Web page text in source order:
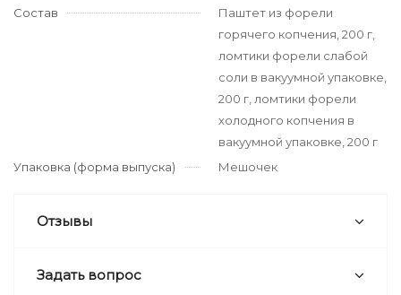
Состав
Паштет из форели
горячего копчения, 200 г,
ломтики форели слабой
соли в вакуумной упаковке,
200 г, ломтики форели
холодного копчения в
вакуумной упаковке, 200 г
Упаковка (форма выпуска)
Мешочек
Отзывы
Задать вопрос